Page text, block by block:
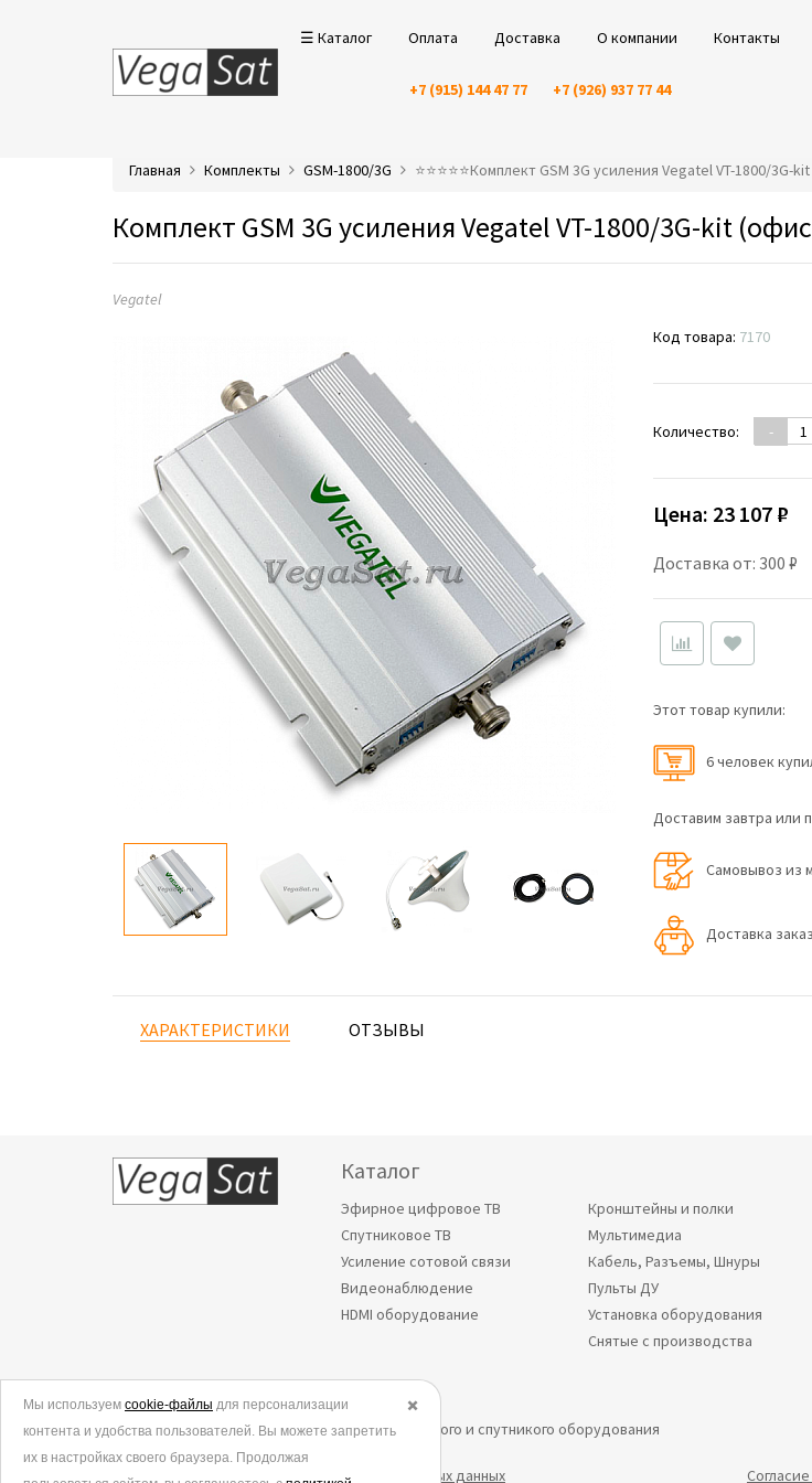
☰ Каталог Оплата Доставка О компании Контакты
+7 (915) 144 47 77 +7 (926) 937 77 44
Главная Комплекты GSM-1800/3G ⭐️⭐️⭐️⭐️⭐️Комплект GSM 3G усиления Vegatel VT-1800/
Комплект GSM 3G усиления Vegatel VT-1800/3G-kit
Vegatel
Код товара: 7170
Количество: -
Цена: 23 107 ₽
Доставка от: 300 ₽
Этот товар купили:
6 человек
Доставим завтра или
Самовывоз из
Доставка
ХАРАКТЕРИСТИКИ ОТЗЫВЫ
Каталог
Эфирное цифровое ТВ
Спутниковое ТВ
Усиление сотовой связи
Видеонаблюдение
HDMI оборудование
Кронштейны и полки
Мультимедиа
Кабель, Разъемы, Шнуры
Пульты ДУ
Установка оборудования
Снятые с производства
© 2006-2026.
Все права защищены. Интернет-магазин эфирного и спутникого оборудования
Политика в отношении обработки персональных данных
✖️
Мы используем cookie-файлы для персонализации
контента и удобства пользователей. Вы можете запретить
их в настройках своего браузера. Продолжая